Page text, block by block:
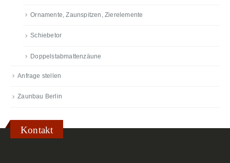
Ornamente, Zaunspitzen, Zierelemente
Schiebetor
Doppelstabmattenzäune
Anfrage stellen
Zaunbau Berlin
Kontakt